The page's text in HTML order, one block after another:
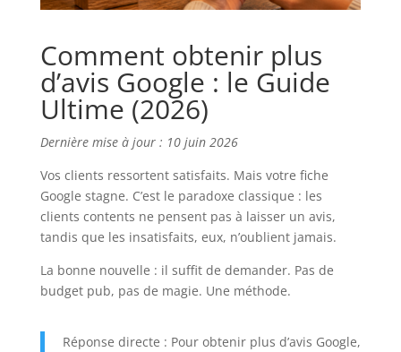
Comment obtenir plus
d’avis Google : le Guide
Ultime (2026)
Dernière mise à jour : 10 juin 2026
Vos clients ressortent satisfaits. Mais votre fiche
Google stagne. C’est le paradoxe classique : les
clients contents ne pensent pas à laisser un avis,
tandis que les insatisfaits, eux, n’oublient jamais.
La bonne nouvelle : il suffit de demander. Pas de
budget pub, pas de magie. Une méthode.
Réponse directe : Pour obtenir plus d’avis Google,